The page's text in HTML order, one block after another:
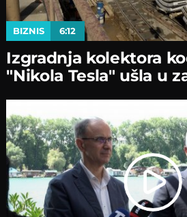
BIZNIS 6:12
Izgradnja kolektora
"Nikola Tesla" ušla u